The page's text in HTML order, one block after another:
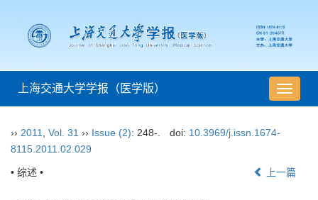
导
航
上海交通大学学报（医学版）
›› 2011 Vol. 31 ›› Issue (2): 248-. doi: 10.3969/j.issn.1674-
8115.2011.02.029
• 综述 • 上一篇